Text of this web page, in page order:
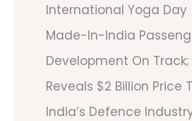
International Yoga Day
Made-In-India
Development On Track;
Reveals $2 Billion Price
India’s Defence